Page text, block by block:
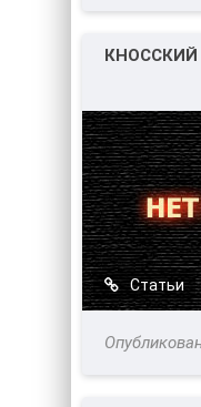
Статьи